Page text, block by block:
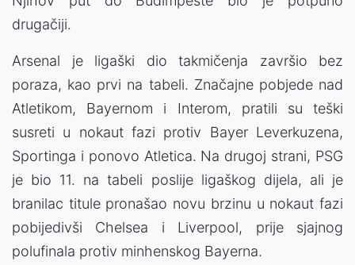
drugačiji.
Arsenal je ligaški dio takmičenja završio bez
poraza, kao prvi na tabeli. Značajne pobjede nad
Atletikom, Bayernom i Interom, pratili su teški
susreti u nokaut fazi protiv Bayer Leverkuzena,
Sportinga i ponovo Atletica. Na drugoj strani, PSG
je bio 11. na tabeli poslije ligaškog dijela, ali je
branilac titule pronašao novu brzinu u nokaut fazi
pobijedivši Chelsea i Liverpool, prije sjajnog
polufinala protiv minhenskog Bayerna.